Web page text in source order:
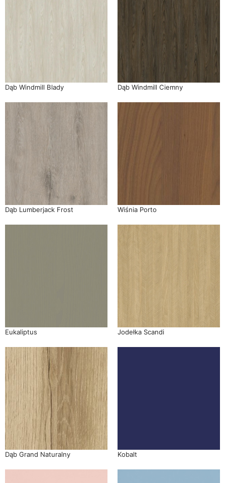
Dąb Windmill Blady Dąb Windmill Ciemny
Dąb Lumberjack Frost Wiśnia Porto
Eukaliptus Jodełka Scandi
Dąb Grand Naturalny Kobalt